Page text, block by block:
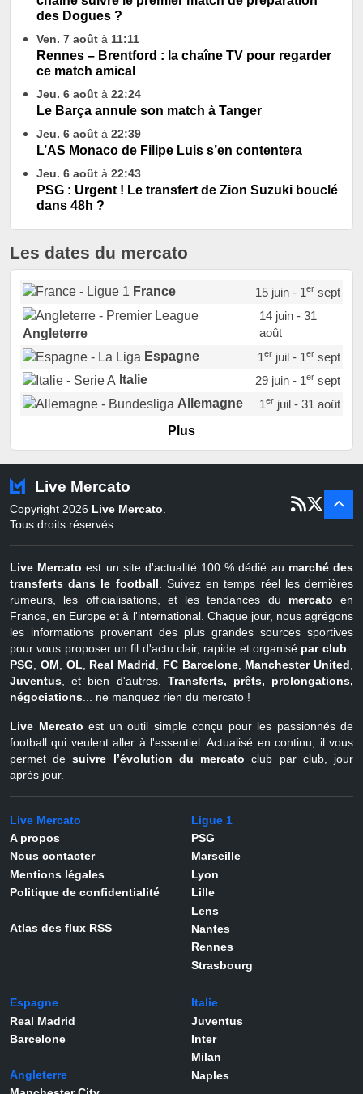
des Dogues ?
Ven. 7 août à 11:11
Rennes – Brentford : la chaîne TV pour regarder
ce match amical
Jeu. 6 août à 22:24
Le Barça annule son match à Tanger
Jeu. 6 août à 22:39
L’AS Monaco de Filipe Luis s’en contentera
Jeu. 6 août à 22:43
PSG : Urgent ! Le transfert de Zion Suzuki bouclé
dans 48h ?
Les dates du mercato
France 15 juin - 1ersept
Angleterre
14 juin - 31
août
Espagne
1erjuil - 1ersept
Italie
29 juin - 1ersept
Allemagne
1erjuil - 31 août
Portugal
Pays-Bas
22 juin - 2 sept
Belgique
juil - 31
Plus
Live Mercato
Copyright 2026 Live Mercato.
Tous droits réservés.
Live Mercato est un site d'actualité 100 % dédié au marché des
transferts dans le football. Suivez en temps réel les dernières
rumeurs, les officialisations, et les tendances du mercato en
France, en Europe et à l'international. Chaque jour, nous agrégons
les informations provenant des plus grandes sources sportives
pour vous proposer un fil d'actu clair, rapide et organisé par club :
PSG, OM, OL, Real Madrid, FC Barcelone, Manchester United,
Juventus, et bien d'autres. Transferts, prêts, prolongations,
négociations... ne manquez rien du mercato !
Live Mercato est un outil simple conçu pour les passionnés de
football qui veulent aller à l'essentiel. Actualisé en continu, il vous
permet desuivre l’évolution du mercato club par club, jour
après jour.
Live Mercato
A propos
Nous contacter
Mentions légales
Politique de confidentialité
Atlas des flux RSS
Ligue 1
PSG
Marseille
Lyon
Lille
Lens
Nantes
Rennes
Strasbourg
Espagne
Real Madrid
Barcelone
Angleterre
Italie
Juventus
Inter
Milan
Naples